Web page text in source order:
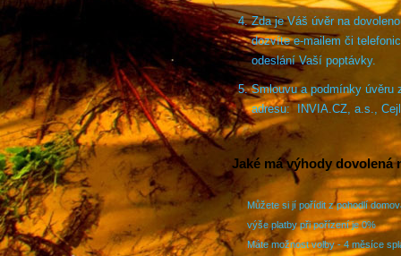
Zda je Váš úvěr na
dozvíte e-mailem či
odeslání Vaší poptávky.
Smlouvu a podmínky úvěru
adresu: INVIA.CZ, a.s.,
Jaké má výhody dovolená
Můžete si jí pořídit z pohodlí
výše platby při pořízení je 0%
Máte možnost volby - 4 měsíce